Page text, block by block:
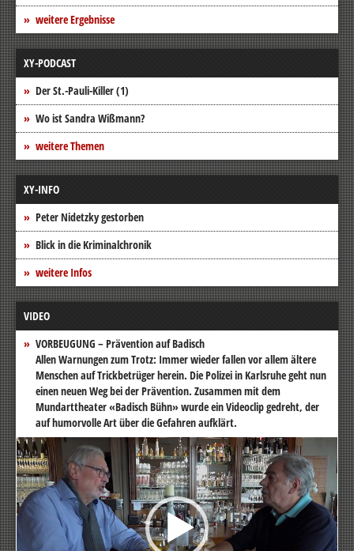
weitere Ergebnisse
XY-PODCAST
Der St.-Pauli-Killer (1)
Wo ist Sandra Wißmann?
weitere Themen
XY-INFO
Peter Nidetzky gestorben
Blick in die Kriminalchronik
weitere Infos
VIDEO
VORBEUGUNG – Prävention auf Badisch
Allen Warnungen zum Trotz: Immer wieder fallen vor allem ältere
Menschen auf Trickbetrüger herein. Die Polizei in Karlsruhe geht nun
einen neuen Weg bei der Prävention. Zusammen mit dem
Mundarttheater «Badisch Bühn» wurde ein Videoclip gedreht, der
auf humorvolle Art über die Gefahren aufklärt.
Video-
Player